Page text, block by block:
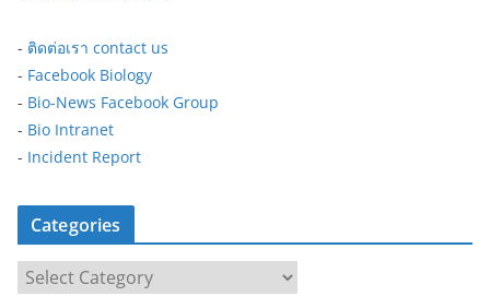
- ติดต่อเรา contact us
- Facebook Biology
- Bio-News Facebook Group
- Bio Intranet
- Incident Report
Categories
a